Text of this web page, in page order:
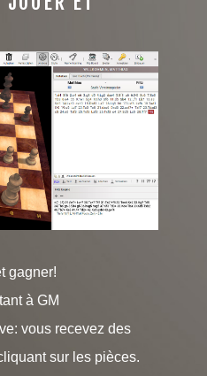
gagner!
à GM
vous recevez des
sur les pièces.